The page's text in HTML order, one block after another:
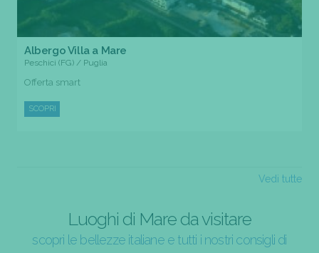
Albergo Villa a Mare
Peschici (FG) / Puglia
Offerta smart
SCOPRI
Vedi tutte
Luoghi di Mare da visitare
scopri le bellezze italiane e tutti i nostri consigli di